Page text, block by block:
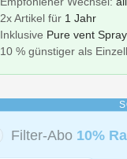
2x Artikel für 1 Jahr
Inklusive Pure vent Spray
10 % günstiger als
Filter-Abo 10%